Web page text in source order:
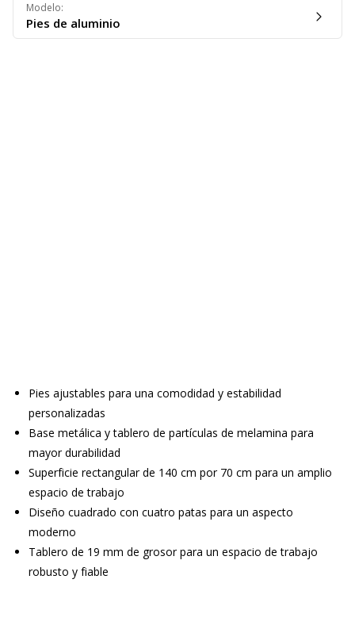
Modelo:
Pies de aluminio
Pies ajustables para una comodidad y estabilidad
personalizadas
Base metálica y tablero de partículas de melamina para
mayor durabilidad
Superficie rectangular de 140 cm por 70 cm para un amplio
espacio de trabajo
Diseño cuadrado con cuatro patas para un aspecto
moderno
Tablero de 19 mm de grosor para un espacio de trabajo
robusto y fiable